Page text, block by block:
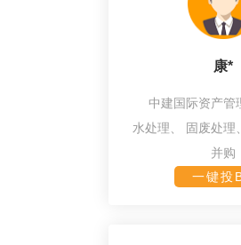
康*
中建国际资产管
水处理、 固废处理
环保设备
并购
一键投